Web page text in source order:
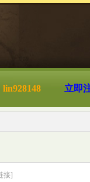
立即
接]